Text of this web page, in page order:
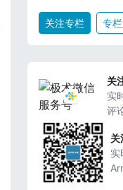
关注专栏 专
关
实
评
关
实